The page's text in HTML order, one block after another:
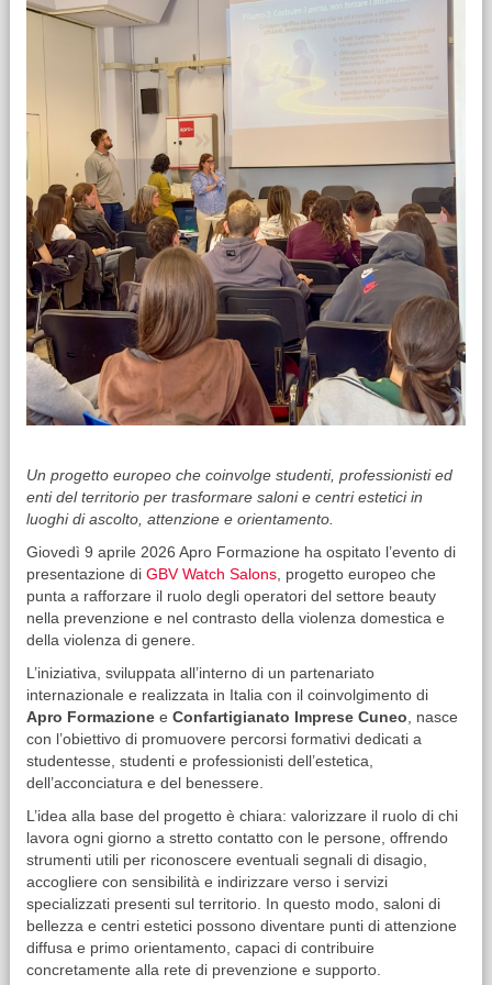
Un progetto europeo che coinvolge studenti, professionisti ed
enti del territorio per trasformare saloni e centri estetici in
luoghi di ascolto, attenzione e orientamento.
Giovedì 9 aprile 2026 Apro Formazione ha ospitato l’evento di
presentazione di GBV Watch Salons, progetto europeo che
punta a rafforzare il ruolo degli operatori del settore beauty
nella prevenzione e nel contrasto della violenza domestica e
della violenza di genere.
L’iniziativa, sviluppata all’interno di un partenariato
internazionale e realizzata in Italia con il coinvolgimento di
Apro Formazionee Confartigianato Imprese Cuneo, nasce
con l’obiettivo di promuovere percorsi formativi dedicati a
studentesse, studenti e professionisti dell’estetica,
dell’acconciatura e del benessere.
L’idea alla base del progetto è chiara: valorizzare il ruolo di chi
lavora ogni giorno a stretto contatto con le persone, offrendo
strumenti utili per riconoscere eventuali segnali di disagio,
accogliere con sensibilità e indirizzare verso i servizi
specializzati presenti sul territorio. In questo modo, saloni di
bellezza e centri estetici possono diventare punti di attenzione
diffusa e primo orientamento, capaci di contribuire
concretamente alla rete di prevenzione e supporto.